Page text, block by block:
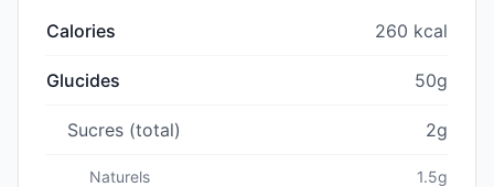
Calories 260 kcal
Glucides 50g
Sucres (total) 2g
Naturels 1.5g